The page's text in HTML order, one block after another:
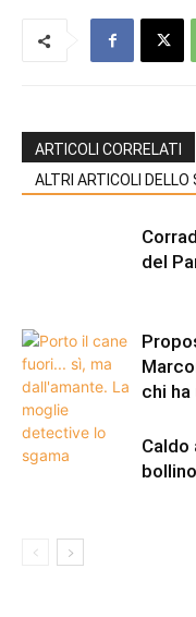
ARTICOLI CORRELATI
ALTRI ARTICOLI
del
chi ha